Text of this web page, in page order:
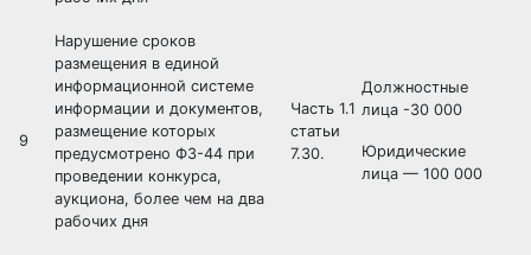
9
Нарушение сроков
размещения в единой
информационной системе
информации и документов,
размещение которых
предусмотрено ФЗ-44 при
проведении конкурса,
аукциона, более чем на два
рабочих дня
Часть 1.1
статьи
7.30.
Должностные
лица -30 000
Юридические
лица — 100 000